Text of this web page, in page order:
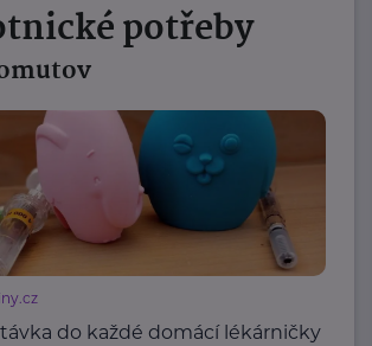
potřeby
do každé domácí lékárničky